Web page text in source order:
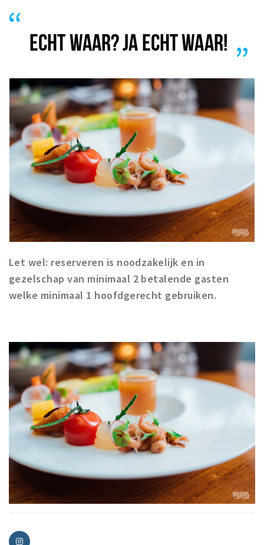
Student routes
Party pics
Restaurants
Bars
Hotels
Recreation
Shops
Shopping areas
Parking
Sign in
ECHT WAAR? JA ECHT WAAR!
Let wel: reserveren is noodzakelijk en in
gezelschap van minimaal 2 betalende gasten
welke minimaal 1 hoofdgerecht gebruiken.